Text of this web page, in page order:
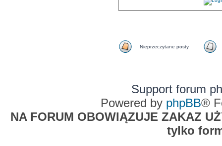
Nieprzeczytane posty
Support forum
Powered by phpBB®
NA FORUM OBOWIĄZUJE ZAKAZ
tylko